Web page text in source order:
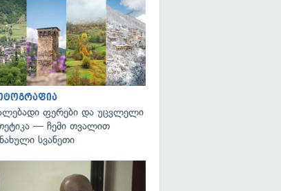
ფერები და უცვლელი
— ჩემი თვალით
სვანეთი